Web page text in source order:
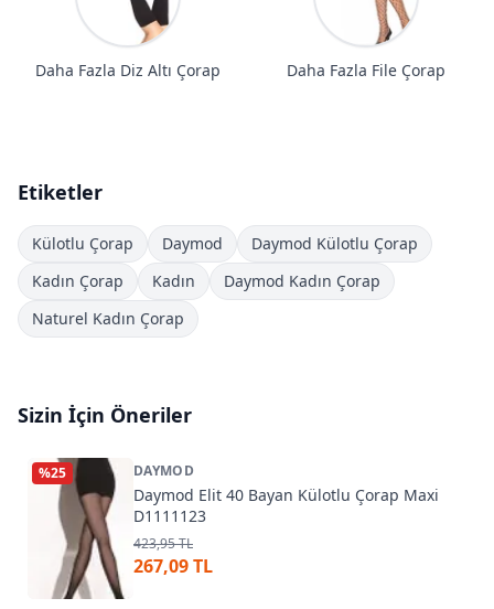
Daha Fazla Diz Altı Çorap Daha Fazla File Çorap
Etiketler
Külotlu Çorap Daymod
Daymod Külotlu Çorap
Kadın Çorap
Kadın
Daymod Kadın Çorap
Naturel Kadın Çorap
Sizin İçin Öneriler
%25 DAYMOD
Daymod Elit 40 Bayan Külotlu Çorap Maxi
D1111123
423,95 TL
267,09 TL